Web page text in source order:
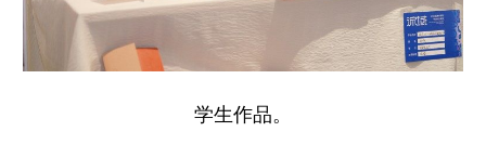
学生作品。